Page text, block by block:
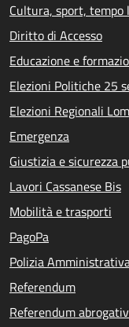
Cultura, sport, tempo
Diritto di Accesso
Educazione e
Elezioni Politiche 25
Elezioni Regionali
Emergenza
Giustizia e sicurezza
Lavori Cassanese Bis
Mobilità e trasporti
PagoPa
Polizia
Referendum
Referendum